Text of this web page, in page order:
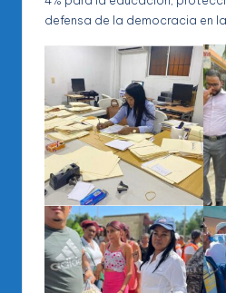
defensa de la democracia en